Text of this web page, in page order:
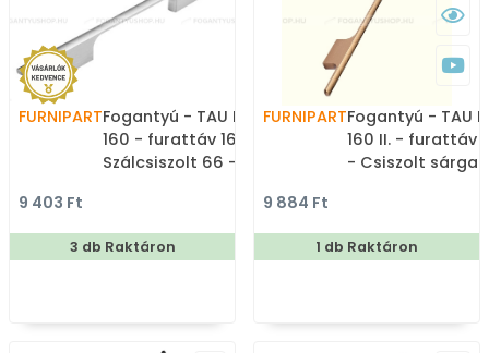
FURNIPARTFogantyú - TAU HANDLE
160 - furattáv 160 mm -
Szálcsiszolt 66 - ABS
bútorfogantyú
9 403 Ft
3 db Raktáron
FURNIPARTFogantyú - TAU
160 II. - furattáv
- Csiszolt
színes fém
bútorfogantyú
9 884 Ft
1 db Raktáron